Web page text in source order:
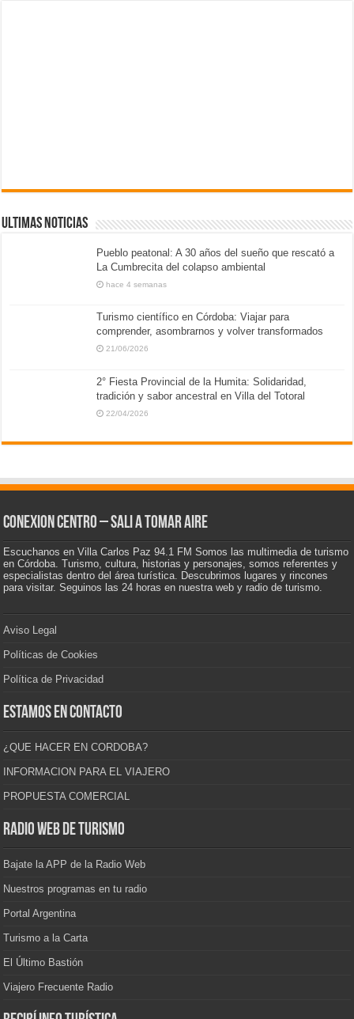
ULTIMAS NOTICIAS
Pueblo peatonal: A 30 años del sueño que rescató a
La Cumbrecita del colapso ambiental
hace 4 semanas
Turismo científico en Córdoba: Viajar para
comprender, asombrarnos y volver transformados
21/06/2026
2° Fiesta Provincial de la Humita: Solidaridad,
tradición y sabor ancestral en Villa del Totoral
22/04/2026
CONEXION CENTRO – Sali a tomar aire
Escuchanos en Villa Carlos Paz 94.1 FM Somos las multimedia de turismo
en Córdoba. Turismo, cultura, historias y personajes, somos referentes y
especialistas dentro del área turística. Descubrimos lugares y rincones
para visitar. Seguinos las 24 horas en nuestra web y radio de turismo.
Aviso Legal
Políticas de Cookies
Política de Privacidad
Estamos en contacto
¿QUE HACER EN CORDOBA?
INFORMACION PARA EL VIAJERO
PROPUESTA COMERCIAL
Radio Web de Turismo
Bajate la APP de la Radio Web
Nuestros programas en tu radio
Portal Argentina
Turismo a la Carta
El Último Bastión
Viajero Frecuente Radio